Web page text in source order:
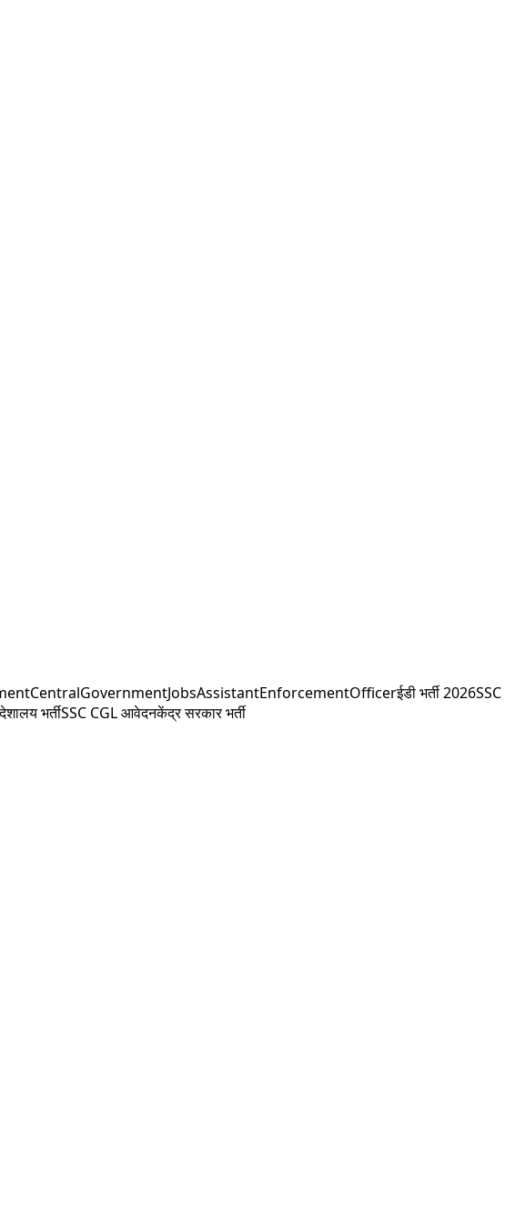
CentralGovernmentJobsAssistantEnforcementOfficerईडी भर्ती 2026SSC
भर्तीSSC CGL आवेदनकेंद्र सरकार भर्ती